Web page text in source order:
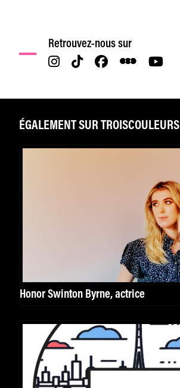
Retrouvez-nous sur
ÉGALEMENT SUR TROISCOULEURS
Honor Swinton Byrne, actrice